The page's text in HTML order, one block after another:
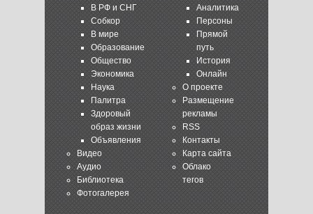
В РФ и СНГ
Собкор
В мире
Образование
Общество
Экономика
Наука
Палитра
Здоровый
образ жизни
Объявления
Видео
Аудио
Библиотека
Фотогалерея
Аналитика
Персоны
Прямой
путь
История
Онлайн
О проекте
Размещение
рекламы
RSS
Контакты
Карта сайта
Облако
тегов